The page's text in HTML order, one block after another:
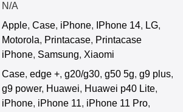
N/A
Apple, Case, iPhone, IPhone 14, LG,
Motorola, Printacase, Printacase
iPhone, Samsung, Xiaomi
Case, edge +, g20/g30, g50 5g, g9 plus,
g9 power, Huawei, Huawei p40 Lite,
iPhone, iPhone 11, iPhone 11 Pro,